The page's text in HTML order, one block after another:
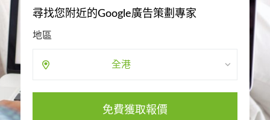
尋找您附近的Google廣告策劃專家
地區
全港
免費獲取報價